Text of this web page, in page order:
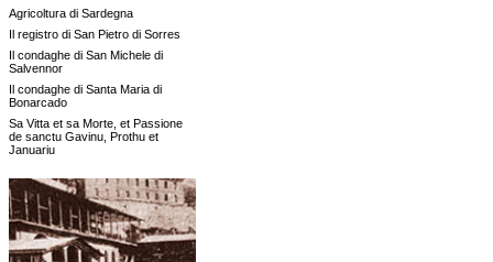
Agricoltura di Sardegna
Il registro di San Pietro di Sorres
Il condaghe di San Michele di
Salvennor
Il condaghe di Santa Maria di
Bonarcado
Sa Vitta et sa Morte, et Passione
de sanctu Gavinu, Prothu et
Januariu